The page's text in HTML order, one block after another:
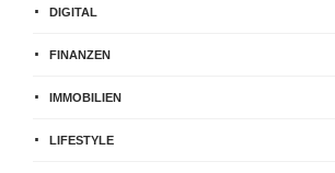
DIGITAL
FINANZEN
IMMOBILIEN
LIFESTYLE